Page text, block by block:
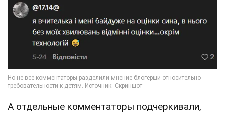
А отдельные комментаторы подчеркивали,